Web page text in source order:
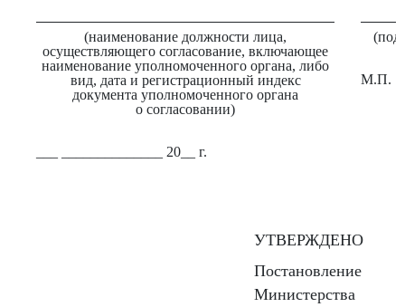
(наименование должности лица,
осуществляющего согласование, включающее
наименование уполномоченного органа, либо
вид, дата и регистрационный индекс
документа уполномоченного органа
о согласовании)
М.П.
___ ______________ 20__ г.
УТВЕРЖДЕНО
Постановление
Министерства